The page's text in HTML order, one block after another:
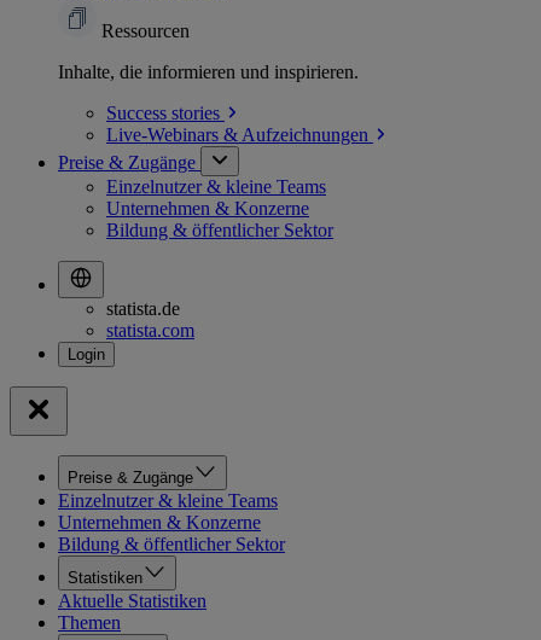
Ressourcen
Inhalte, die informieren und inspirieren.
Success stories
Live-Webinars & Aufzeichnungen
Preise & Zugänge
Einzelnutzer & kleine Teams
Unternehmen & Konzerne
Bildung & öffentlicher Sektor
statista.de
statista.com
Preise & Zugänge
Einzelnutzer & kleine Teams
Unternehmen & Konzerne
Bildung & öffentlicher Sektor
Statistiken
Aktuelle Statistiken
Themen